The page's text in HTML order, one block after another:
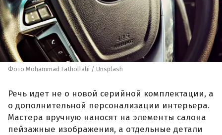
Фото Mohammad Fathollahi / Unsplash
Речь идет не о новой серийной комплектации, а
о дополнительной персонализации интерьера.
Мастера вручную наносят на элементы салона
пейзажные изображения, а отдельные детали